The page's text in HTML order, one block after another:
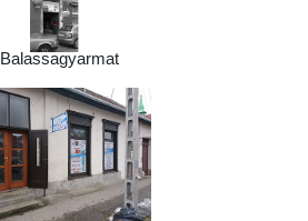
Balassagyarmat